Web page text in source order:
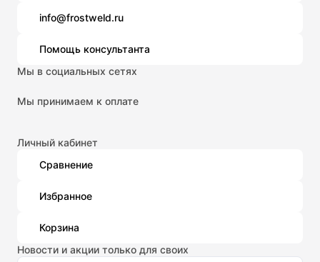
info@frostweld.ru
Помощь консультанта
Мы в социальных сетях
Мы принимаем к оплате
Личный кабинет
Сравнение
Избранное
Корзина
Новости и акции только для своих